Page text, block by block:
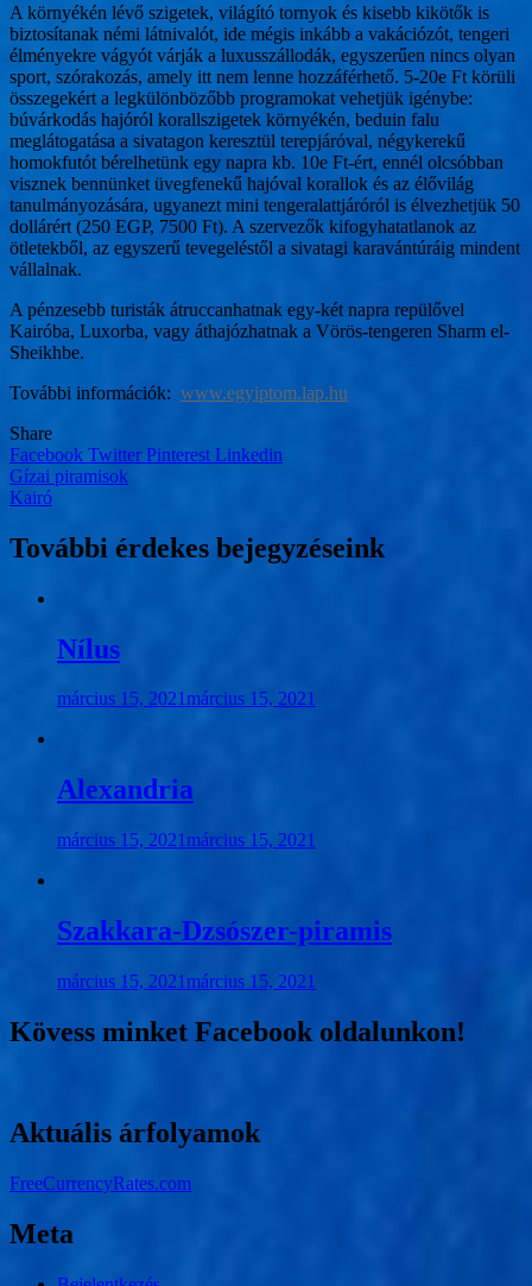
A környékén lévő szigetek, világító tornyok és kisebb kikötők is
biztosítanak némi látnivalót, ide mégis inkább a vakációzót, tengeri
élményekre vágyót várják a luxusszállodák, egyszerűen nincs olyan
sport, szórakozás, amely itt nem lenne hozzáférhető. 5-20e Ft körüli
összegekért a legkülönbözőbb programokat vehetjük igénybe:
búvárkodás hajóról korallszigetek környékén, beduin falu
meglátogatása a sivatagon keresztül terepjáróval, négykerekű
homokfutót bérelhetünk egy napra kb. 10e Ft-ért, ennél olcsóbban
visznek bennünket üvegfenekű hajóval korallok és az élővilág
tanulmányozására, ugyanezt mini tengeralattjáróról is élvezhetjük 50
dollárért (250 EGP, 7500 Ft). A szervezők kifogyhatatlanok az
ötletekből, az egyszerű tevegeléstől a sivatagi karavántúráig mindent
vállalnak.
A pénzesebb turisták átruccanhatnak egy-két napra repülővel
Kairóba, Luxorba, vagy áthajózhatnak a Vörös-tengeren Sharm el-
Sheikhbe.
További információk: www.egyiptom.lap.hu
Share
Facebook Twitter Pinterest Linkedin
Bejegyzés
navigáció
Gízai piramisok
Kairó
További érdekes bejegyzéseink
Nílus
március 15, 2021március 15, 2021
Alexandria
március 15, 2021 március 15, 2021
Szakkara-Dzsószer-piramis
március 15, 2021 március 15, 2021
Kövess minket Facebook oldalunkon!
Aktuális árfolyamok
FreeCurrencyRates.com
Meta